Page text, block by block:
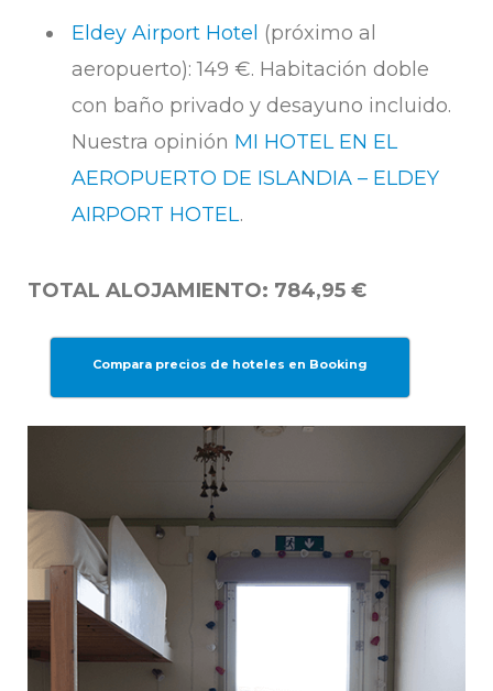
Eldey Airport Hotel (próximo al
aeropuerto): 149 €. Habitación doble
con baño privado y desayuno incluido.
Nuestra opinión MI HOTEL EN EL
AEROPUERTO DE ISLANDIA – ELDEY
AIRPORT HOTEL.
TOTAL ALOJAMIENTO: 784,95 €
Compara precios de hoteles en Booking